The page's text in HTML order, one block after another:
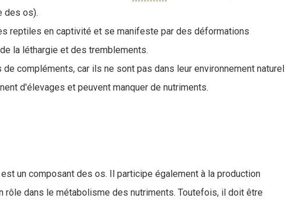
des os).
reptiles en captivité et se manifeste par des déformations
la léthargie et des tremblements.
compléments, car ils ne sont pas dans leur environnement naturel
d'élevages et peuvent manquer de nutriments.
un composant des os. Il participe également à la production
rôle dans le métabolisme des nutriments. Toutefois, il doit être